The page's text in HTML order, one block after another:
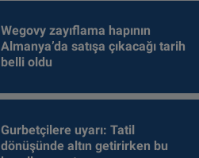
Wegovy zayıflama hapının
Almanya’da satışa çıkacağı tarih
belli oldu
Gurbetçilere uyarı: Tatil
dönüşünde altın getirirken bu